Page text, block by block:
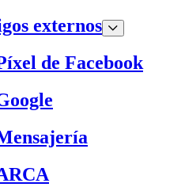
externos
de Facebook